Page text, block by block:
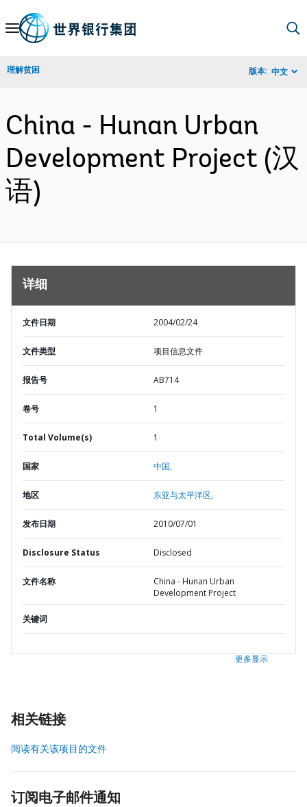
Skip
Navigation
理解贫困 版本: 中文
China - Hunan Urban
Development Project (汉
语)
详细
文件日期 2004/02/24
文件类型 项目信息文件
报告号 AB714
卷号 1
Total Volume(s) 1
国家 中国,
地区 东亚与太平洋区,
发布日期 2010/07/01
Disclosure Status Disclosed
文件名称
China - Hunan Urban
Development Project
关键词
更多显示
相关链接
阅读有关该项目的文件
订阅电子邮件通知